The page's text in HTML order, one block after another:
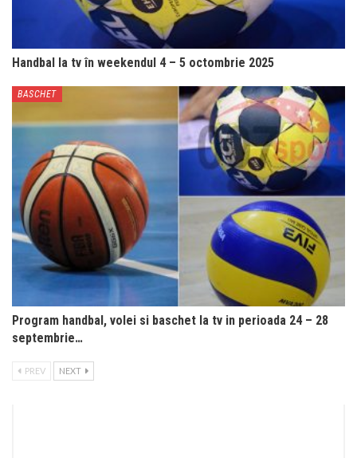
Handbal la tv în weekendul 4 – 5 octombrie 2025
BASCHET
Program handbal, volei si baschet la tv in perioada 24 – 28
septembrie…
PREV NEXT